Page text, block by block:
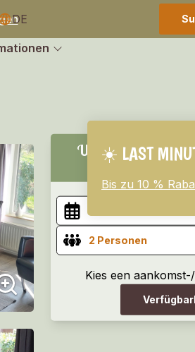
☀️ LAST
Bis zu 10 %
DE
EN
Unieke Bergalow
2 Personen
Kies een